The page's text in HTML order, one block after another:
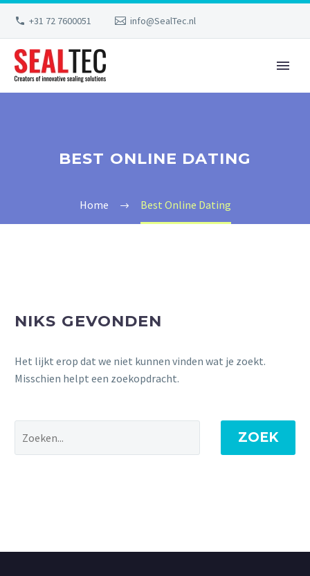
+31 72 7600051 info@SealTec.nl
BEST ONLINE DATING
Home Best Online Dating
NIKS GEVONDEN
Het lijkt erop dat we niet kunnen vinden wat je zoekt.
Misschien helpt een zoekopdracht.
ZOEK